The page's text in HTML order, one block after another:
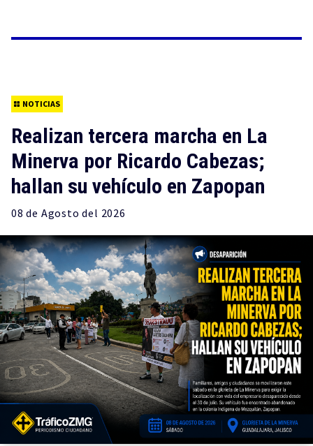
NOTICIAS
Realizan tercera marcha en La
Minerva por Ricardo Cabezas;
hallan su vehículo en Zapopan
08 de Agosto del 2026